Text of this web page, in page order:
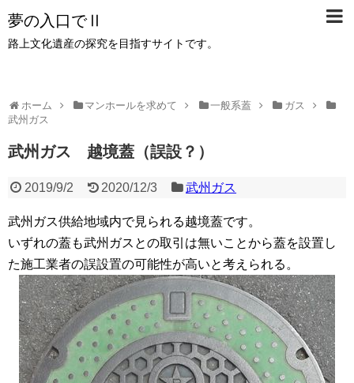
夢の入口でⅡ
路上文化遺産の探究を目指すサイトです。
ホーム マンホールを求めて 一般系蓋
ガス
武州ガス
武州ガス 越境蓋（誤設？）
2019/9/2 2020/12/3 武州ガス
武州ガス供給地域内で見られる越境蓋です。
いずれの蓋も武州ガスとの取引は無いことから蓋を設置し
た施工業者の誤設置の可能性が高いと考えられる。